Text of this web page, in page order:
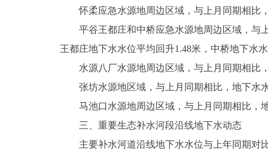
怀柔应急水源地周边区域，与上月同期相比，
平谷王都庄和中桥应急水源地周边区域，与上
王都庄地下水水位平均回升1.48米，中桥地下水
水源八厂水源地周边区域，与上月同期相比，
张坊水源地区域，与上月同期相比，地下水水
马池口水源地周边区域，与上月同期相比，地
三、重要生态补水河段沿线地下水动态
主要补水河道沿线地下水水位与上年同期对